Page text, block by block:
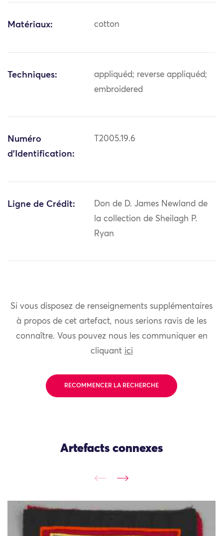
Matériaux: cotton
Techniques:
appliquéd; reverse appliquéd;
embroidered
Numéro
d'Identification:
T2005.19.6
Ligne de Crédit:
Don de D. James Newland de
la collection de Sheilagh P.
Ryan
Si vous disposez de renseignements supplémentaires
à propos de cet artefact, nous serions ravis de les
connaître. Vous pouvez nous les communiquer en
cliquant ici
RECOMMENCER LA RECHERCHE
Artefacts connexes